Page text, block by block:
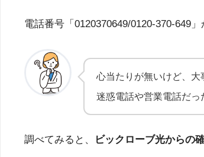
電話番号「0120370649/0120-370-649
心当たりが無いけど、
迷惑電話や営業電話だ
調べてみると、 ビックローブ光からの